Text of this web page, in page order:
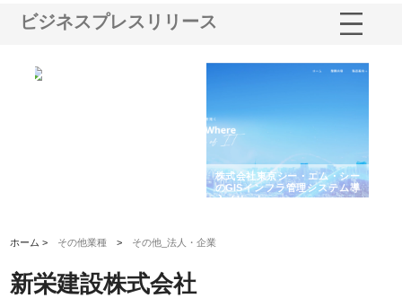
ビジネスプレスリリース
株式会社アクアスペースが水中
から陸上まで一貫施工できる理
株式会社地盤調査
れ続ける理由と建
強み
ホーム > その他業種 > その他_法人・企業
新栄建設株式会社